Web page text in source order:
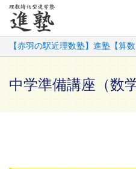
【赤羽の駅近理数塾】進塾【算
中学準備講座（数